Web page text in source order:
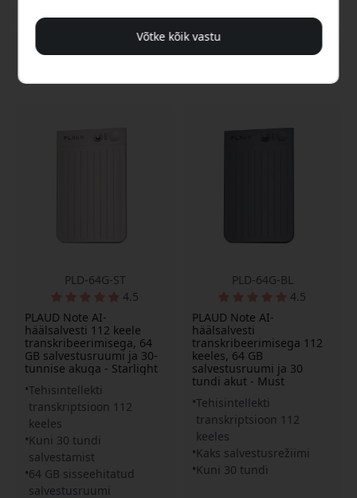
PLD-64G-ST
4.5
PLAUD Note AI-
häälsalvesti 112 keele
transkribeerimisega, 64
GB salvestusruumi ja 30-
tunnise akuga - Starlight
Tehisintellekti
transkriptsioon 112
keeles
Kuni 30 tundi
salvestamist
64 GB sisseehitatud
salvestusruumi
PLD-64G-BL
4.5
PLAUD Note AI-
häälsalvesti
transkribeerimisega 112
keeles, 64 GB
salvestusruumi ja 30
tundi akut - Must
Tehisintellekti
transkriptsioon 112
keeles
Kaks salvestusrežiimi
Kuni 30 tundi
Võtke kõik vastu